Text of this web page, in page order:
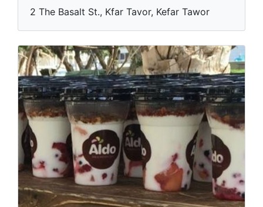
2 The Basalt St., Kfar Tavor, Kefar Tawor